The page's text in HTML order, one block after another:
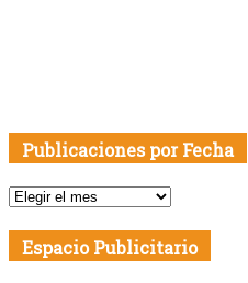
Publicaciones por Fecha
Publicaciones
Fecha
Espacio Publicitario